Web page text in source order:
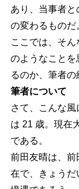
あり、当事者
の変わるものだ
ここでは、そ
のようなことを
るのか、筆者の
筆者について
さて、こんな
は 21 歳。現在
である。
前田友晴は、前
在で、きょう